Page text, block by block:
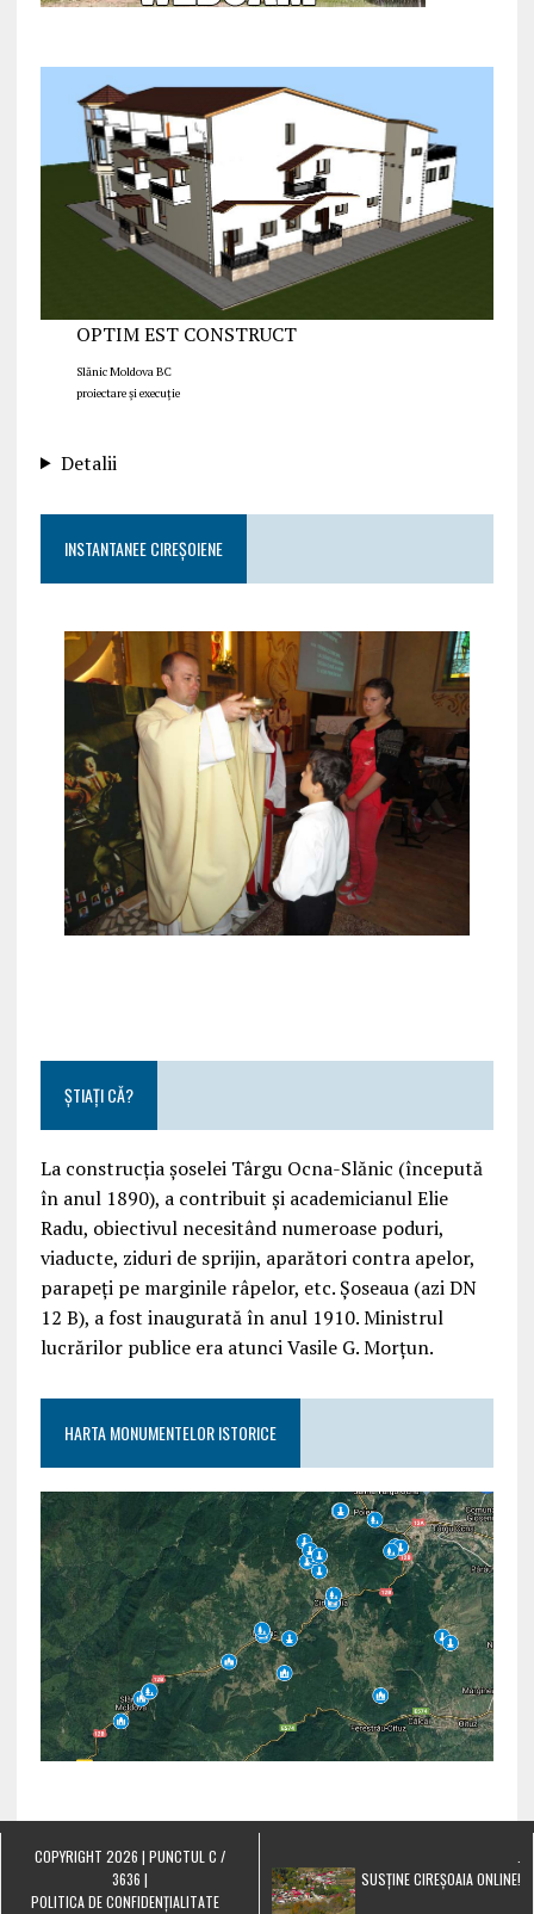
OPTIM EST CONSTRUCT
Slănic Moldova BC
proiectare și execuție
Detalii
INSTANTANEE CIREȘOIENE
ȘTIAȚI CĂ?
La construcția șoselei Târgu Ocna-Slănic (începută
în anul 1890), a contribuit și academicianul Elie
Radu, obiectivul necesitând numeroase poduri,
viaducte, ziduri de sprijin, aparători contra apelor,
parapeți pe marginile râpelor, etc. Șoseaua (azi DN
12 B), a fost inaugurată în anul 1910. Ministrul
lucrărilor publice era atunci Vasile G. Morțun.
HARTA MONUMENTELOR ISTORICE
COPYRIGHT 2026 | PUNCTUL C /
3636 |
POLITICA DE CONFIDENȚIALITATE
SUSȚINE CIREȘOAIA ONLINE!